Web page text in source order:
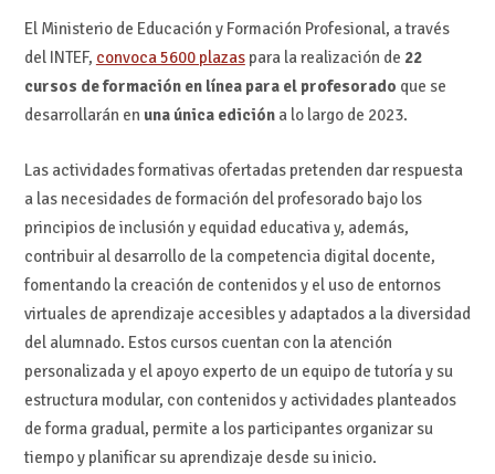
El Ministerio de Educación y Formación Profesional, a través
del INTEF, convoca 5600 plazaspara la realización de 22
cursos de formación en línea para el profesorado que se
desarrollarán en una única edicióna lo largo de 2023.
Las actividades formativas ofertadas pretenden dar respuesta
a las necesidades de formación del profesorado bajo los
principios de inclusión y equidad educativa y, además,
contribuir al desarrollo de la competencia digital docente,
fomentando la creación de contenidos y el uso de entornos
virtuales de aprendizaje accesibles y adaptados a la diversidad
del alumnado. Estos cursos cuentan con la atención
personalizada y el apoyo experto de un equipo de tutoría y su
estructura modular, con contenidos y actividades planteados
de forma gradual, permite a los participantes organizar su
tiempo y planificar su aprendizaje desde su inicio.